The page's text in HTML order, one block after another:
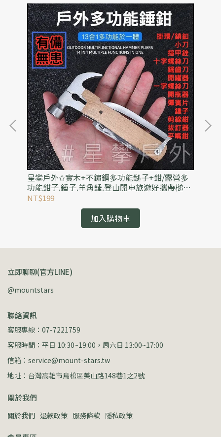
星攀戶外✩實木+不鏽鋼多功能鎚子+鉗/露營多
功能鉗子.錘子.羊角錘.登山開車旅遊好攜帶槌子/
安全摺疊錘+可破窗逃生錘
NT$199
加入購物車
立即聊聊(官方LINE)
@mountstars
聯絡資訊
客服專線：07-7221759
客服時間：平日 10:30~19:00，周六日 13:00~17:00
信箱：service@mount-stars.tw
地址：台灣高雄市鳥松區美山路148巷1之2號
關於我們
關於我們 退款政策 服務條款 隱私政策